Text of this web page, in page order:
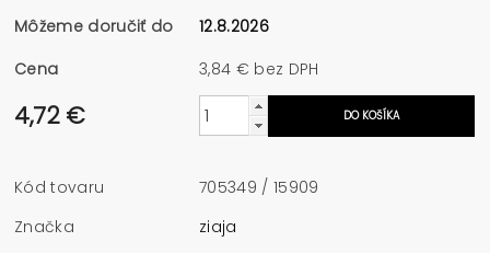
Môžeme doručiť do
12.8.2026
Cena
3,84 € bez DPH
4,72 €
Kód tovaru
705349 / 15909
Značka
ziaja